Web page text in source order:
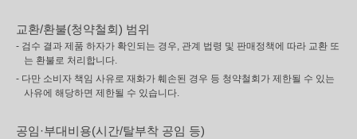
교환/환불(청약철회) 범위
- 검수 결과 제품 하자가 확인되는 경우, 관계 법령 및 판매정책에 따라 교환 또
는 환불로 처리합니다.
- 다만 소비자 책임 사유로 재화가 훼손된 경우 등 청약철회가 제한될 수 있는
사유에 해당하면 제한될 수 있습니다.
공임·부대비용(시간/탈부착 공임 등)